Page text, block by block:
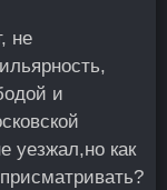
не
и
уезжал,но как